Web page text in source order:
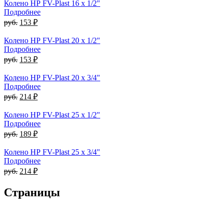
Колено НР FV-Plast 16 x 1/2"
Подробнее
руб. 153 ₽
Колено НР FV-Plast 20 x 1/2"
Подробнее
руб. 153 ₽
Колено НР FV-Plast 20 x 3/4"
Подробнее
руб. 214 ₽
Колено НР FV-Plast 25 x 1/2"
Подробнее
руб. 189 ₽
Колено НР FV-Plast 25 x 3/4"
Подробнее
руб. 214 ₽
Страницы